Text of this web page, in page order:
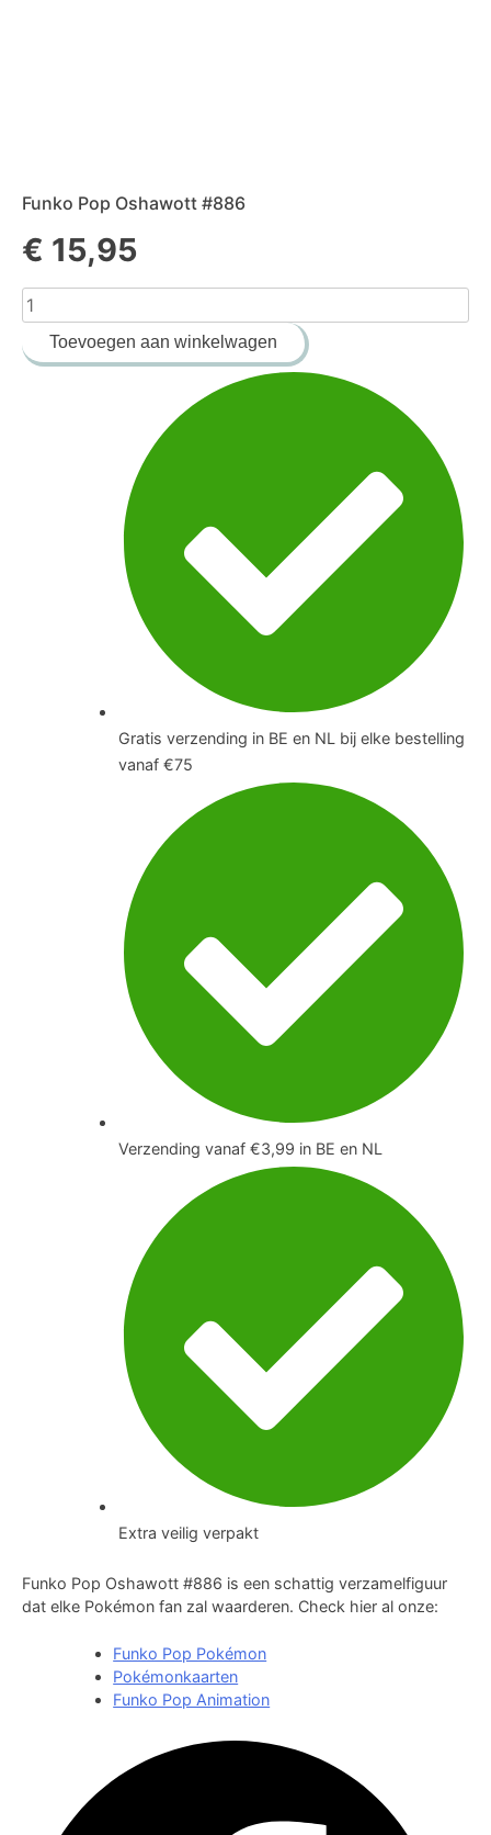
Funko Pop Oshawott #886
€ 15,95
Funko
Pop
Oshawott
Toevoegen aan winkelwagen
Gratis verzending in BE en NL bij elke bestelling
vanaf €75
Verzending vanaf €3,99 in BE en NL
Extra veilig verpakt
Funko Pop Oshawott #886 is een schattig verzamelfiguur
dat elke Pokémon fan zal waarderen. Check hier al onze:
Funko Pop Pokémon
Pokémonkaarten
Funko Pop Animation